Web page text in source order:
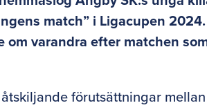
match” i Ligacupen 2024.
varandra efter matchen
förutsättningar mellan